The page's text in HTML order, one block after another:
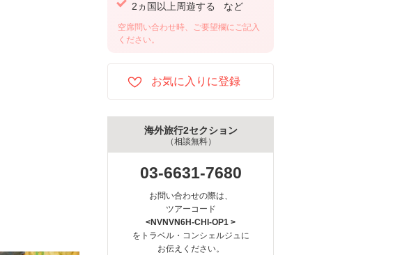
2ヵ国以上周遊する など
空席問い合わせ時、ご要望欄にご記入
ください。
海外旅行2セクション
（相談無料）
03-6631-7680
お問い合わせの際は、
ツアーコード
<NVNVN6H-CHI-OP1 >
をトラベル・コンシェルジュに
お伝えください。